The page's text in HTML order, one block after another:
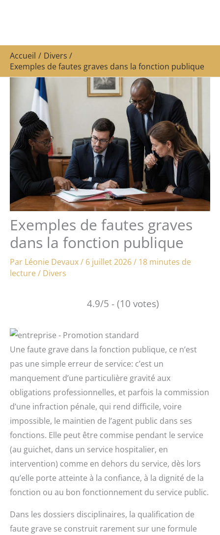
Accueil
Divers
Exemples de fautes graves dans la fonction publique
Exemples de fautes graves
dans la fonction publique
Par Léonie Devaux/ 6 juillet 2026/ 18 minutes de
lecture/ Divers
4.9/5 - (10 votes)
Une faute grave dans la fonction publique, ce n’est
pas une simple erreur de service: c’est un
manquement d’une particulière gravité aux
obligations professionnelles, et parfois la commission
d’une infraction pénale, qui rend difficile, voire
impossible, le maintien de l’agent public dans ses
fonctions. Elle peut être commise pendant le service
(au guichet, dans un service hospitalier, en
intervention) comme en dehors du service, dès lors
qu’elle porte atteinte à la confiance, à la dignité de la
fonction ou au bon fonctionnement du service public.
Dans les dossiers disciplinaires, la qualification de
faute grave se construit rarement sur une formule